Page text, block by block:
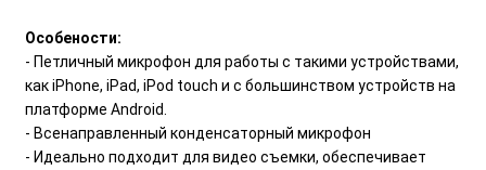
Особености:
- Петличный микрофон для работы с такими устройствами,
как iPhone, iPad, iPod touch и с большинством устройств на
платформе Android.
- Всенаправленный конденсаторный микрофон
- Идеально подходит для видео съемки, обеспечивает